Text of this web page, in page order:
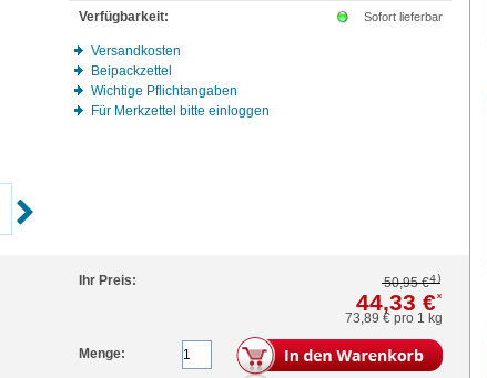
Verfügbarkeit:
Sofort lieferbar
Versandkosten
Beipackzettel
Wichtige Pflichtangaben
Für Merkzettel bitte einloggen
Ihr Preis: 50,95 €4)
44,33 €*
73,89 €pro 1 kg
Menge: